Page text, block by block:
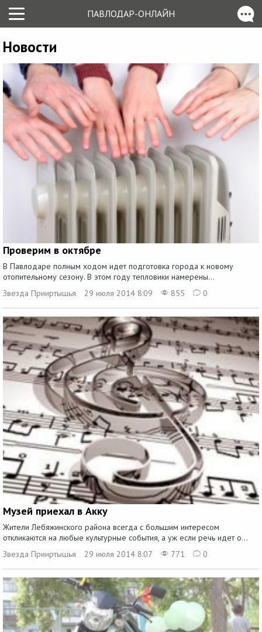
ПАВЛОДАР-ОНЛАЙН
Новости
Проверим в октябре
В Павлодаре полным ходом идет подготовка города к новому
отопительному сезону. В этом году тепловики намерены...
Звезда Прииртышья
29 июля 2014 8:09 855 0
Музей приехал в Акку
Жители Лебяжинского района всегда с большим интересом
откликаются на любые культурные события, а уж если речь идет о...
Звезда Прииртышья
29 июля 2014 8:07 771 0